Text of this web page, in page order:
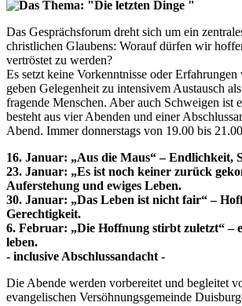
Das Thema: "Die letzten Dinge "
Das Gesprächsforum dreht sich um ein
christlichen Glaubens: Worauf dürfen wir
vertröstet zu werden?
Es setzt keine Vorkenntnisse oder Erfahrungen
geben Gelegenheit zu intensivem Austausch
fragende Menschen. Aber auch Schweigen ist
besteht aus vier Abenden und einer
Abend. Immer donnerstags von 19.00 bis
16. Januar: „Aus die Maus“ – Endlichkeit,
23. Januar: „Es ist noch keiner zurück
Auferstehung und ewiges Leben.
30. Januar: „Das Leben ist nicht fair“ –
Gerechtigkeit.
6. Februar: „Die Hoffnung stirbt zuletzt“ –
leben.
- inclusive Abschlussandacht -
Die Abende werden vorbereitet und begleitet
evangelischen Versöhnungsgemeinde